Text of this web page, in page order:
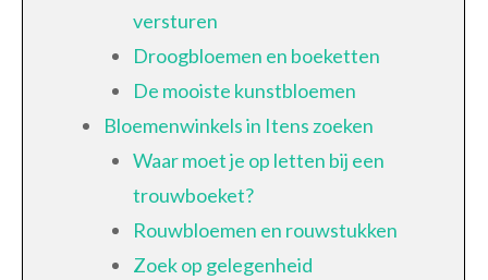
versturen
Droogbloemen en boeketten
De mooiste kunstbloemen
Bloemenwinkels in Itens zoeken
Waar moet je op letten bij een
trouwboeket?
Rouwbloemen en rouwstukken
Zoek op gelegenheid